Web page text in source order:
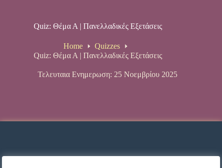
Quiz: Θέμα Α | Πανελλαδικές Εξετάσεις
Home
Quizzes
Quiz: Θέμα Α | Πανελλαδικές Εξετάσεις
Τελευταια Ενημερωση: 25 Νοεμβρίου 2025